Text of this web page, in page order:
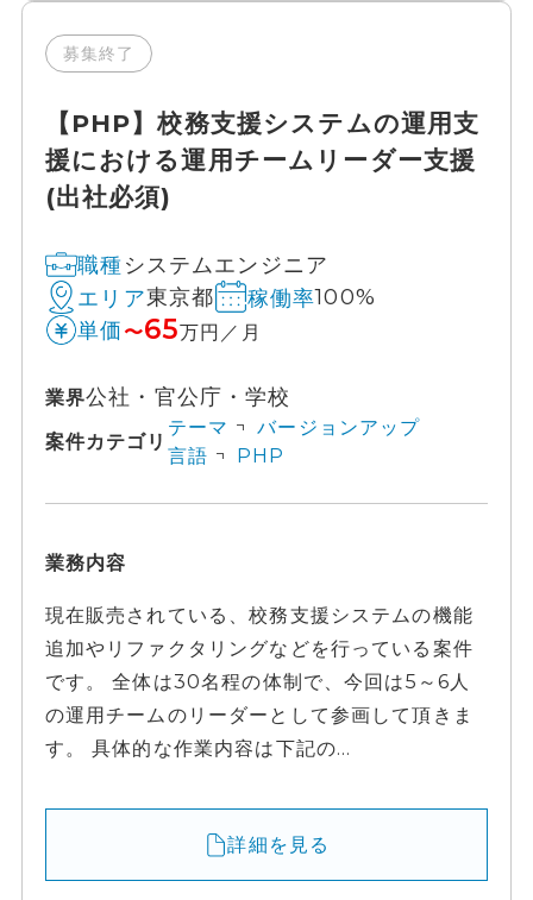
募集終了
【PHP】校務支援システムの運用支
援における運用チームリーダー支援
(出社必須)
職種システムエンジニア
エリア東京都 稼働率100%
単価 〜65万円／月
業界公社・官公庁・学校
案件カテゴリ
テーマ
バージョンアップ
言語
PHP
業務内容
現在販売されている、校務支援システムの機能
追加やリファクタリングなどを行っている案件
です。 全体は30名程の体制で、今回は5～6人
の運用チームのリーダーとして参画して頂きま
す。 具体的な作業内容は下記の...
詳細を見る